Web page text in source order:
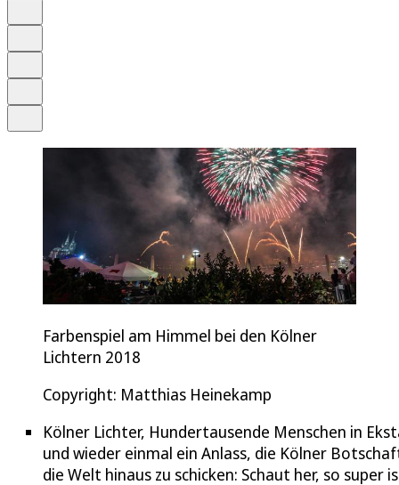
Farbenspiel am Himmel bei den Kölner
Lichtern 2018
Copyright: Matthias Heinekamp
Kölner Lichter, Hundertausende Menschen in
und wieder einmal ein Anlass, die Kölner
die Welt hinaus zu schicken: Schaut her, so super